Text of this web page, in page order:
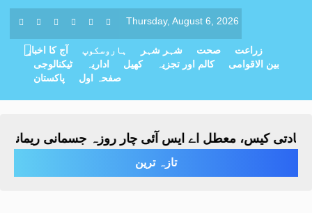
Thursday, August 6, 2026
آج کا اخبار ہاروسکوپ شہر شہر صحت
زراعت
ٹیکنالوجی
اداریہ کھیل کالم اور تجزیہ
بین الاقوامی
پاکستان
صفحہ اول
کیس، معطل اے ایس آئی چار روزہ جسمانی ریمانڈ پر
تازہ ترین